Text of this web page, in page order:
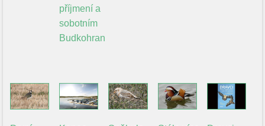
příjmení a
sobotním
Budkohraním